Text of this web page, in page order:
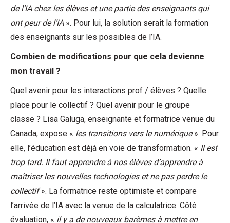
de l’IA chez les élèves et une partie des enseignants qui
ont peur de l’IA». Pour lui, la solution serait la formation
des enseignants sur les possibles de l’IA.
Combien de modifications pour que cela devienne
mon travail ?
Quel avenir pour les interactions prof / élèves ? Quelle
place pour le collectif ? Quel avenir pour le groupe
classe ? Lisa Galuga, enseignante et formatrice venue du
Canada, expose « les transitions vers le numérique». Pour
elle, l’éducation est déjà en voie de transformation. « Il est
trop tard. Il faut apprendre à nos élèves d’apprendre à
maîtriser les nouvelles technologies et ne pas perdre le
collectif». La formatrice reste optimiste et compare
l’arrivée de l’IA avec la venue de la calculatrice. Côté
évaluation, « il y a de nouveaux barèmes à mettre en